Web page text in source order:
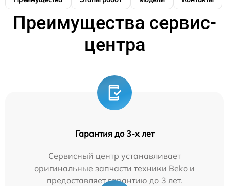
Преимущества сервис-
центра
Гарантия до 3-х лет
Сервисный центр устанавливает
оригинальные запчасти техники Beko и
предоставляет гарантию до 3 лет.